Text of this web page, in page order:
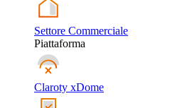
Settore Commerciale
Piattaforma
Claroty xDome